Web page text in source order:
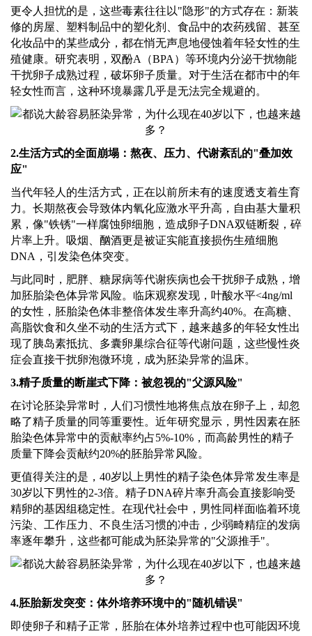
更令人担忧的是，这些毒素往往以"隐形"的方式存在：新装
修的房屋、塑料制品中的塑化剂、食品中的农药残留、甚至
化妆品中的某些成分，都在悄无声息地侵蚀着年轻女性的生
殖健康。研究表明，双酚A（BPA）等环境内分泌干扰物能
干扰卵子成熟过程，破坏卵子质量。对于生活在都市中的年
轻女性而言，这种环境暴露几乎是无法完全规避的。
2.生活方式的全面崩塌：熬夜、压力、代谢紊乱的"叠加效
应"
当代年轻人的生活方式，正在以前所未有的速度透支着生育
力。长期熬夜会导致体内氧化应激水平升高，自由基大量积
累，像"铁锈"一样腐蚀卵细胞，造成卵子DNA双链断裂，碎
片率上升。吸烟、酗酒更是被证实能直接损伤生殖细胞
DNA，引发染色体突变。
与此同时，肥胖、糖尿病等代谢疾病也会干扰卵子成熟，增
加胚胎染色体异常风险。临床观察发现，叶酸水平<4ng/ml
的女性，胚胎染色体非整倍体发生率升高约40%。在高糖、
高脂饮食和久坐不动的生活方式下，越来越多的年轻女性出
现了胰岛素抵抗、多囊卵巢综合征等代谢问题，这些慢性炎
症会直接干扰卵泡微环境，成为胚染异常的温床。
3.精子质量的断崖式下降：被忽视的"父源风险"
在讨论胚染异常时，人们习惯性地将焦点放在卵子上，却忽
略了精子质量的同等重要性。近年研究显示，男性因素在胚
胎染色体异常中的贡献率约占5%-10%，而高龄男性的精子
质量下降会贡献约20%的胚胎异常风险。
更值得关注的是， 40岁以上男性的精子染色体异常发生率是
30岁以下男性的2-3倍。精子DNA碎片率升高会直接影响受
精卵的基因组稳定性。在现代社会中，男性同样面临着环境
污染、工作压力、不良生活习惯的冲击，少弱畸精症的发病
率逐年攀升，这些都可能成为胚染异常的"父源推手"。
4.胚胎新发突变：体外培养环境中的"随机错误"
即使卵子和精子正常，胚胎在体外培养过程中也可能因环境